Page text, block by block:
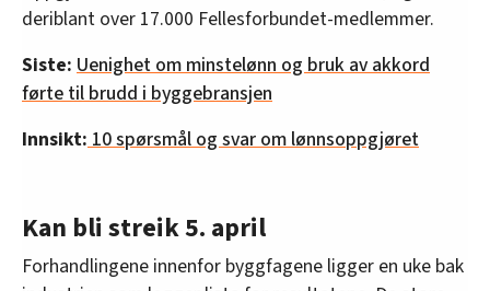
deriblant over 17.000 Fellesforbundet-medlemmer.
Siste: Uenighet om minstelønn og bruk av akkord
førte til brudd i byggebransjen
Innsikt: 10 spørsmål og svar om lønnsoppgjøret
Kan bli streik 5. april
Forhandlingene innenfor byggfagene ligger en uke bak